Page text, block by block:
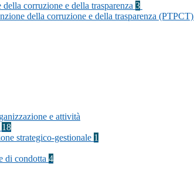
corruzione e della trasparenza 3
della corruzione e della trasparenza (PTPCT)
e attività
18
strategico-gestionale 1
di condotta 4